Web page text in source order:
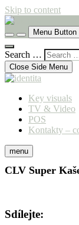
Skip to content
identita
komunikačníMenu Button
Search …
Close Side Menu
Key visuals
TV & Video
POS
Kontakty –
menu
CLV Super
Sdílejte: